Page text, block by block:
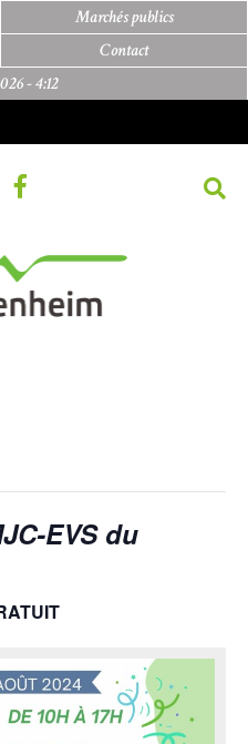
Marchés publics
Contact
-4:12
EVS du